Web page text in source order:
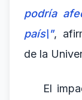
podría
país\",
de la
El